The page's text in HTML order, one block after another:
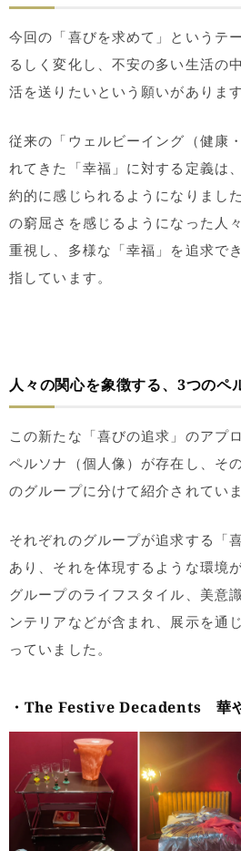
今回の「喜びを求めて」というテ
るしく変化し、不安の多い生活の
活を送りたいという願いがあります
従来の「ウェルビーイング（健康
れてきた「幸福」に対する定義は
約的に感じられるようになりまし
の窮屈さを感じるようになった人
重視し、多様な「幸福」を追求で
指しています。
人々の関心を象徴する、3つのペ
この新たな「喜びの追求」のアプ
ペルソナ（個人像）が存在し、そ
のグループに分けて紹介されていま
それぞれのグループが追求する「
あり、それを体現するような環境
グループのライフスタイル、美意
ンテリアなどが含まれ、展示を通
っていました。
・ The Festive Decadents 華